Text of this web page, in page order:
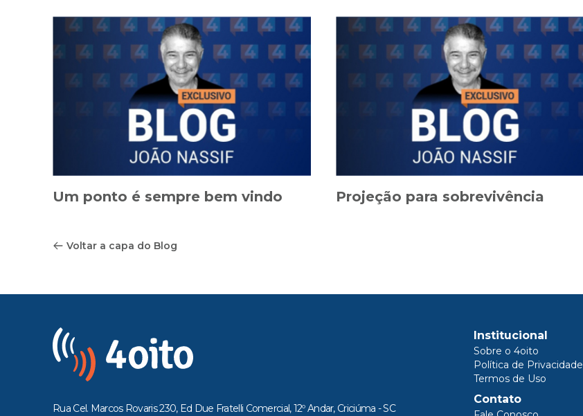
Um ponto é sempre bem vindo Projeção para sobrevivência
Voltar a capa do Blog
Rua Cel. Marcos Rovaris 230, Ed Due Fratelli Comercial, 12º Andar, Criciúma - SC
Institucional
Sobre o 4oito
Política de Privacidade
Termos de Uso
Contato